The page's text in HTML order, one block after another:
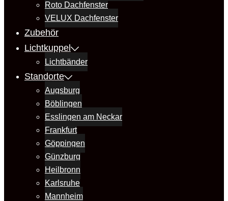
Roto Dachfenster
VELUX Dachfenster
Zubehör
Lichtkuppel
Lichtbänder
Standorte
Augsburg
Böblingen
Esslingen am Neckar
Frankfurt
Göppingen
Günzburg
Heilbronn
Karlsruhe
Mannheim